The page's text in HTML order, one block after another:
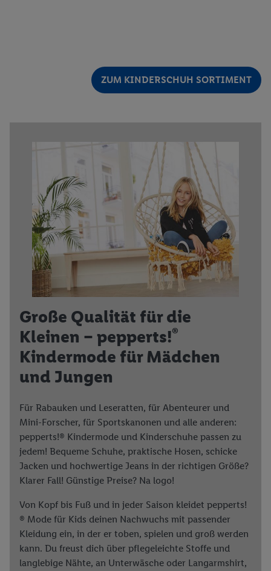
ZUM KINDERSCHUH SORTIMENT
Große Qualität für die
Kleinen – pepperts!®
Kindermode für Mädchen
und Jungen
Für Rabauken und Leseratten, für Abenteurer und
Mini-Forscher, für Sportskanonen und alle anderen:
pepperts!® Kindermode und Kinderschuhe passen zu
jedem! Bequeme Schuhe, praktische Hosen, schicke
Jacken und hochwertige Jeans in der richtigen Größe?
Klarer Fall! Günstige Preise? Na logo!
Von Kopf bis Fuß und in jeder Saison kleidet pepperts!
® Mode für Kids deinen Nachwuchs mit passender
Kleidung ein, in der er toben, spielen und groß werden
kann. Du freust dich über pflegeleichte Stoffe und
langlebige Nähte, an Unterwäsche oder Langarmshirt,